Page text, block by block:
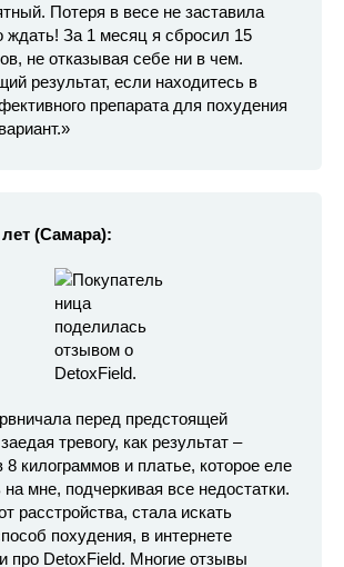
Потеря в весе не заставила
ждать! За 1 месяц я сбросил 15
не отказывая себе ни в чем.
результат, если находитесь в
препарата для похудения
(Самара):
перед предстоящей
тревогу, как результат –
8 килограммов и платье, которое еле
мне, подчеркивая все недостатки.
расстройства, стала искать
похудения, в интернете
про DetoxField. Многие отзывы